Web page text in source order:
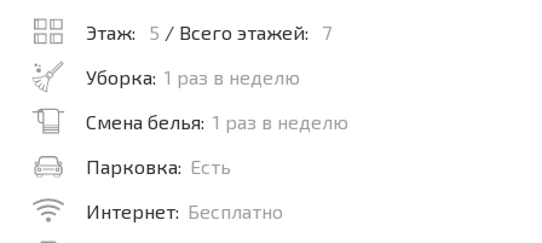
Этаж:
5 / Всего этажей:
7
Уборка: 1 раз в неделю
Смена белья: 1 раз в неделю
Парковка: Есть
Интернет: Бесплатно